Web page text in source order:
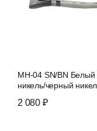
MH-04 SN/BN Белый
никель/черный
2 080 ₽